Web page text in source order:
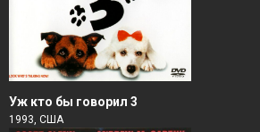
Уж кто бы говорил 3
1993, США